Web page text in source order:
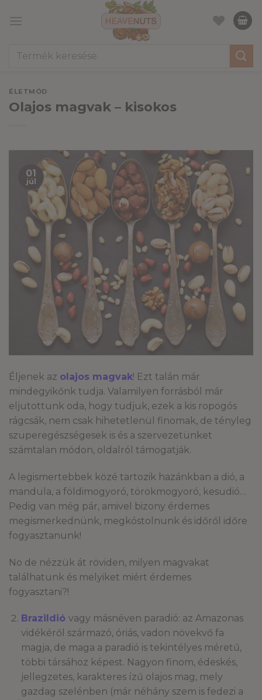
Keresés
ÉLETMÓD
Olajos magvak – kisokos
01
júl
Éljenek az olajos magvak! Ezt talán már
mindegyikőnk tudja. Valamilyen forrásból már
eljutottunk oda, hogy tudjuk, ezek a kis ropogós
rágcsák, nem csak hihetetlenül finomak, de tényleg
szuperegészségesek is és a szervezetünket
számtalan módon, oldalról támogatják.
A legismertebbek közé tartozik hazánkban a dió, a
mandula, a földimogyoró, törökmogyoró, kesudió…
Pedig van még pár, amivel bizony érdemes
megismerkednünk, megkóstolnunk és időről időre
fogyasztanunk!
No de nézzük át röviden, milyen magvakat
találhatunk és melyiket miért érdemes
fogyasztani?!
Brazildió vagy másnéven paradió: az Amazonas
vidékéről származó, óriás, vadon növekvő fa
magja, de maga a paradió is tekintélyes méretű,
többi társához képest. Nagyon finom, édeskés,
jellegzetes, karakteres ízű olajos mag, mely
gazdag szelénben (már néhány szem is fedezi a